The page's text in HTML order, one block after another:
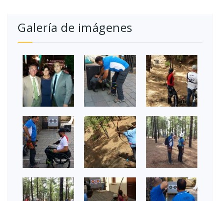
Galería de imágenes